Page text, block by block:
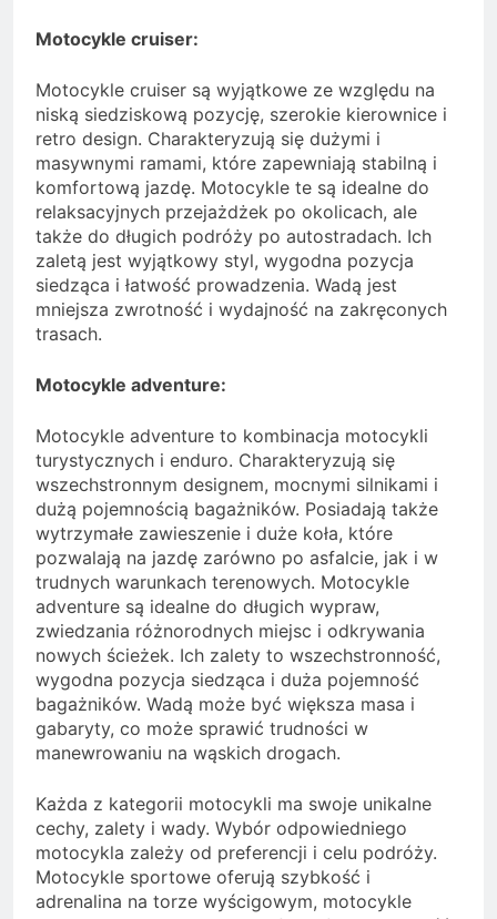
Motocykle cruiser:
Motocykle cruiser są wyjątkowe ze względu na
niską siedziskową pozycję, szerokie kierownice i
retro design. Charakteryzują się dużymi i
masywnymi ramami, które zapewniają stabilną i
komfortową jazdę. Motocykle te są idealne do
relaksacyjnych przejażdżek po okolicach, ale
także do długich podróży po autostradach. Ich
zaletą jest wyjątkowy styl, wygodna pozycja
siedząca i łatwość prowadzenia. Wadą jest
mniejsza zwrotność i wydajność na zakręconych
trasach.
Motocykle adventure:
Motocykle adventure to kombinacja motocykli
turystycznych i enduro. Charakteryzują się
wszechstronnym designem, mocnymi silnikami i
dużą pojemnością bagażników. Posiadają także
wytrzymałe zawieszenie i duże koła, które
pozwalają na jazdę zarówno po asfalcie, jak i w
trudnych warunkach terenowych. Motocykle
adventure są idealne do długich wypraw,
zwiedzania różnorodnych miejsc i odkrywania
nowych ścieżek. Ich zalety to wszechstronność,
wygodna pozycja siedząca i duża pojemność
bagażników. Wadą może być większa masa i
gabaryty, co może sprawić trudności w
manewrowaniu na wąskich drogach.
Każda z kategorii motocykli ma swoje unikalne
cechy, zalety i wady. Wybór odpowiedniego
motocykla zależy od preferencji i celu podróży.
Motocykle sportowe oferują szybkość i
adrenalina na torze wyścigowym, motocykle